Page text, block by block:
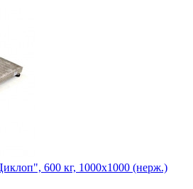
600 кг, 1000х1000 (нерж.)